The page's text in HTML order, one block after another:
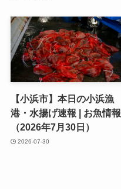
【小浜市】本日の小浜漁
港・水揚げ速報 | お魚情報
（2026年7月30日）
2026-07-30